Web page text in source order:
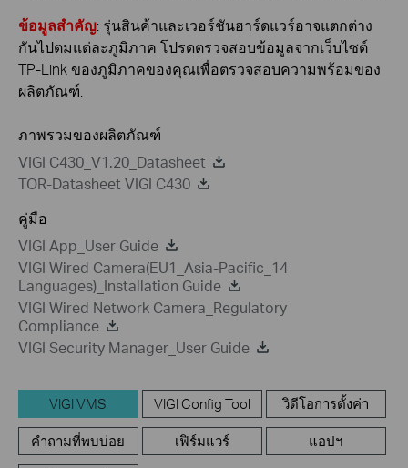
ข้อมูลสำคัญ: รุ่นสินค้าและเวอร์ชันฮาร์ดแวร์อาจแตกต่าง
กันไปตมแต่ละภูมิภาค โปรดตรวจสอบข้อมูลจากเว็บไซต์
TP-Link ของภูมิภาคของคุณเพื่อตรวจสอบความพร้อมของ
ผลิตภัณฑ์.
ภาพรวมของผลิตภัณฑ์
VIGI C430_V1.20_Datasheet
TOR-Datasheet VIGI C430
คู่มือ
VIGI App_User Guide
VIGI Wired Camera(EU1_Asia-Pacific_14
Languages)_Installation Guide
VIGI Wired Network Camera_Regulatory
Compliance
VIGI Security Manager_User Guide
VIGI VMS VIGI Config Tool วิดีโอการตั้งค่า
คำถามที่พบบ่อย เฟิร์มแวร์ แอปฯ